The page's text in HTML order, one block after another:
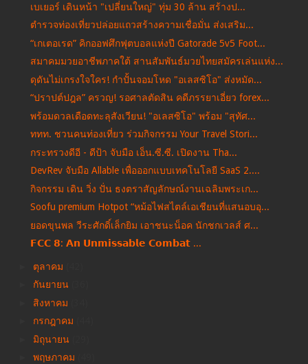
เบเยอร์ เดินหน้า "เปลี่ยนใหญ่" ทุ่ม 30 ล้าน สร้างป...
ตำรวจท่องเที่ยวปล่อยแถวสร้างความเชื่อมั่น ส่งเสริม...
“เกเตอเรด” คิกออฟศึกฟุตบอลแห่งปี Gatorade 5v5 Foot...
สมาคมมวยอาชีพภาคใต้ สานสัมพันธ์มวยไทยสมัครเล่นแห่ง...
ดุดันไม่เกรงใจใคร! กำปั้นจอมโหด "อเลสซิโอ" ส่งหมัด...
“ปราปต์ปฎล” ครวญ! รอศาลตัดสิน คดีภรรยาเอี่ยว forex...
พร้อมดวลเดือดทะลุสังเวียน! "อเลสซิโอ" พร้อม "สุทัศ...
ททท. ชวนคนท่องเที่ยว ร่วมกิจกรรม Your Travel Stori...
กระทรวงดีอี - ดีป้า จับมือ เอ็น.ซี.ซี. เปิดงาน Tha...
DevRev จับมือ Allable เพื่อออกแบบเทคโนโลยี SaaS 2....
กิจกรรม เดิน วิ่ง ปั่น ธงตราสัญลักษณ์งานเฉลิมพระเก...
Soofu premium Hotpot “หม้อไฟสไตล์เอเชียนที่แสนอบอุ...
ยอดขุนพล วีระศักดิ์เล็กยิม เอาชนะน็อค นักชกเวลส์ ศ...
𝗙𝗖𝗖 𝟴: 𝗔𝗻 𝗨𝗻𝗺𝗶𝘀𝘀𝗮𝗯𝗹𝗲 𝗖𝗼𝗺𝗯𝗮𝘁 ...
ตุลาคม
กันยายน
สิงหาคม
กรกฎาคม
มิถุนายน
พฤษภาคม